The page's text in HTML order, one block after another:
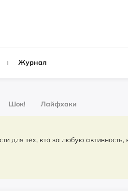
Журнал
Шок! Лайфхаки
кроме